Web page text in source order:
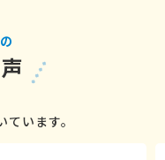
います。